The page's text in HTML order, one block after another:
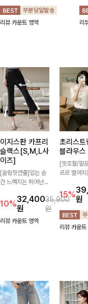
지는 핏 더해져 단독으로도 여
리하고 세련되게 입어져요-
리뷰 카운트 영역
잡
럽
리
이지스판 카프리
슬랙스[S,M,L사
이즈]
[슬림핏연출]입는 순
간 느껴지는 뛰어난
은 날에도 편안하게
🌿 발목이 드러나는
카프리 기장이 다리
10%32,400
원
35,900
원
리뷰 카운트 영역
초리스트
블라우스
[핏조절/깔
르르 떨어지
쾌적하게 즐
카라 블라
한 디자인에
카라와 버튼
더해 데일리
15%원
리뷰 카운트